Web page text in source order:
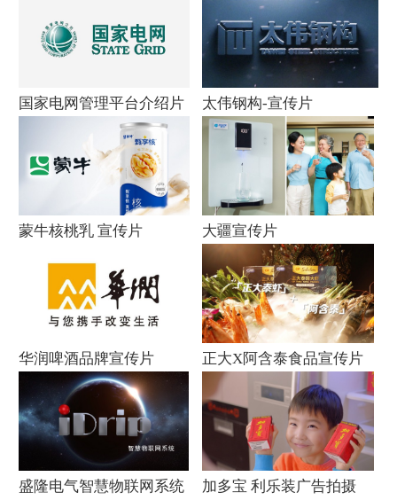
国家电网管理平台介绍片 太伟钢构-宣传片
蒙牛核桃乳 宣传片 大疆宣传片
华润啤酒品牌宣传片 正大X阿含泰食品宣传片
盛隆电气智慧物联网系统
加多宝 利乐装广告拍摄